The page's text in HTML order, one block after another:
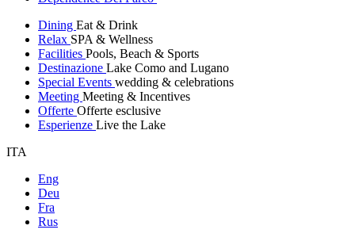
Dining Eat & Drink
Relax SPA & Wellness
Facilities Pools, Beach & Sports
Destinazione Lake Como and Lugano
Special Events wedding & celebrations
Meeting Meeting & Incentives
Offerte Offerte esclusive
Esperienze Live the Lake
ITA
Eng
Deu
Fra
Rus